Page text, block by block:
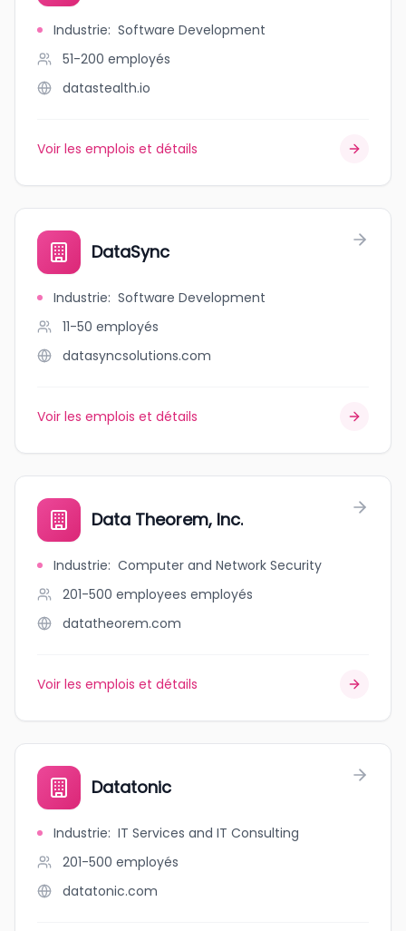
Industrie: Software Development
51-200 employés
datastealth.io
Voir les emplois et détails
DataSync
Industrie: Software Development
11-50 employés
datasyncsolutions.com
Voir les emplois et détails
Data Theorem, Inc.
Industrie: Computer and Network Security
201-500 employees employés
datatheorem.com
Voir les emplois et détails
Datatonic
Industrie: IT Services and IT Consulting
201-500 employés
datatonic.com